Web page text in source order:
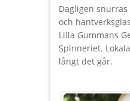
Dagligen
och
Lilla Gummans
Spinneriet.
långt det går.